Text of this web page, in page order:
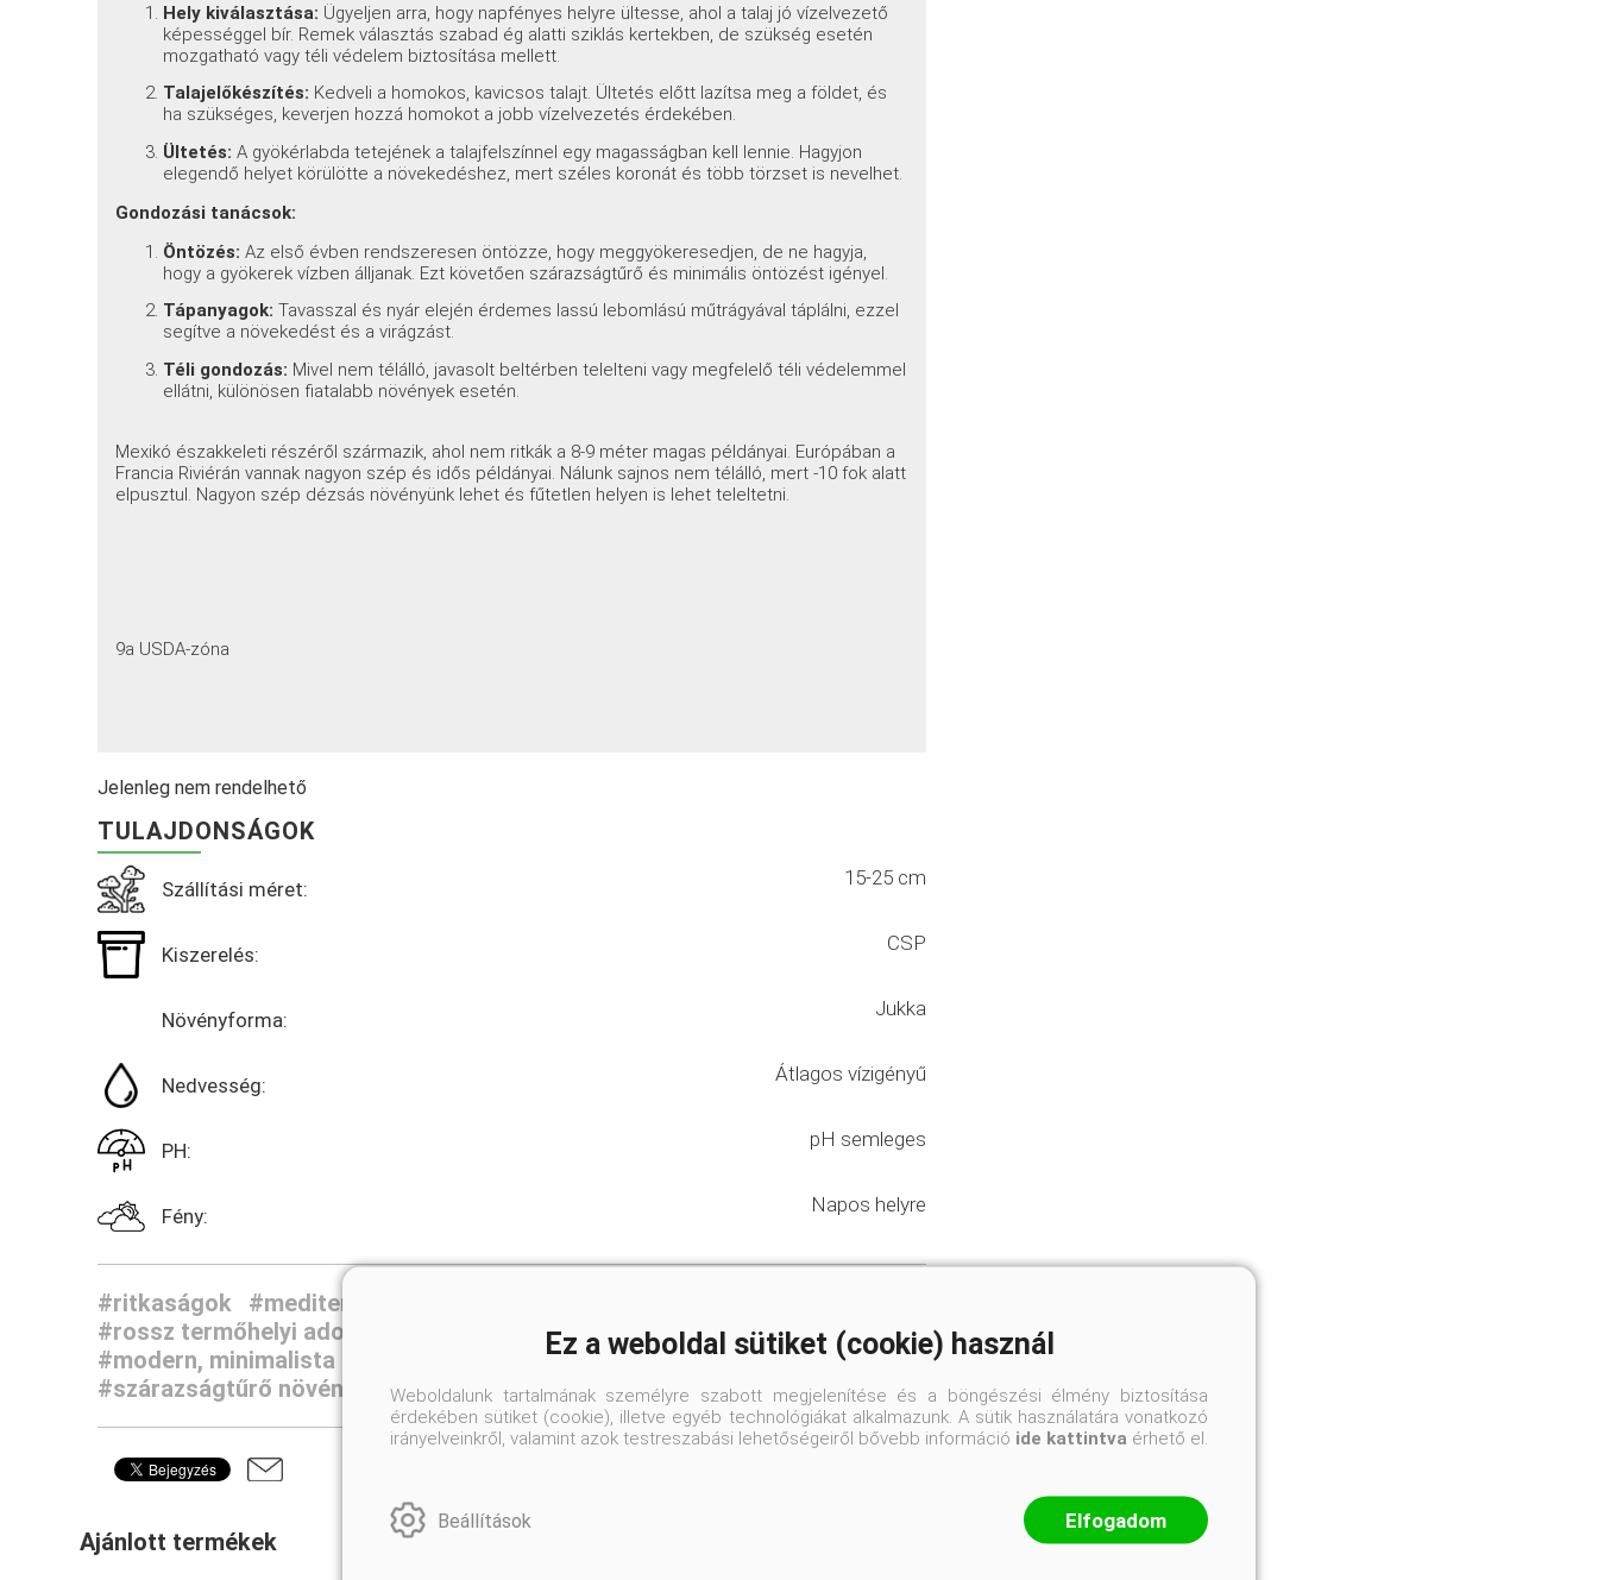
Hely kiválasztása: Ügyeljen arra, hogy napfényes helyre ültesse, ahol a talaj jó vízelvezető
képességgel bír. Remek választás szabad ég alatti sziklás kertekben, de szükség esetén
mozgatható vagy téli védelem biztosítása mellett.
Talajelőkészítés: Kedveli a homokos, kavicsos talajt. Ültetés előtt lazítsa meg a földet, és
ha szükséges, keverjen hozzá homokot a jobb vízelvezetés érdekében.
Ültetés: A gyökérlabda tetejének a talajfelszínnel egy magasságban kell lennie. Hagyjon
elegendő helyet körülötte a növekedéshez, mert széles koronát és több törzset is nevelhet.
Gondozási tanácsok:
Öntözés: Az első évben rendszeresen öntözze, hogy meggyökeresedjen, de ne hagyja,
hogy a gyökerek vízben álljanak. Ezt követően szárazságtűrő és minimális öntözést igényel.
Tápanyagok: Tavasszal és nyár elején érdemes lassú lebomlású műtrágyával táplálni, ezzel
segítve a növekedést és a virágzást.
Téli gondozás: Mivel nem télálló, javasolt beltérben telelteni vagy megfelelő téli védelemmel
ellátni, különösen fiatalabb növények esetén.
Mexikó északkeleti részéről származik, ahol nem ritkák a 8-9 méter magas példányai. Európában a
Francia Riviérán vannak nagyon szép és idős példányai. Nálunk sajnos nem télálló, mert -10 fok alatt
elpusztul. Nagyon szép dézsás növényünk lehet és fűtetlen helyen is lehet teleltetni.
9a USDA-zóna
Jelenleg nem rendelhető
TULAJDONSÁGOK
Szállítási méret: 15-25 cm
Kiszerelés: CSP
Növényforma: Jukka
Nedvesség: Átlagos vízigényű
PH: pH semleges
Fény: Napos helyre
#ritkaságok #mediterrán növények
#rossz termőhelyi adottságú kertek növényei
#modern, minimalista kertek
#klímaváltozás nyertesei #évelők
#szárazságtűrő növények
Ajánlott termékek
Ez a weboldal sütiket (cookie) használ
Weboldalunk tartalmának személyre szabott megjelenítése és a böngészési élmény biztosítása
érdekében sütiket (cookie), illetve egyéb technológiákat alkalmazunk. A sütik használatára vonatkozó
irányelveinkről, valamint azok testreszabási lehetőségeiről bővebb információ ide kattintva érhető el.
Beállítások Elfogadom